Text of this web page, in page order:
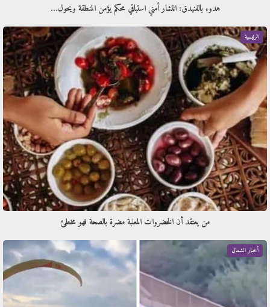
هدوء بالفنيدق: انتشار أمني استباقي محكم يؤمن المنطقة ويحول…
الرئيسية
من يعتقد أن الخضروات المعلبة مضرة بالصحة فهو مخطئ
أخبار الشمال